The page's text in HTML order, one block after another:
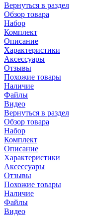
Вернуться в раздел
Обзор товара
Набор
Комплект
Описание
Характеристики
Аксессуары
Отзывы
Похожие товары
Наличие
Файлы
Видео
Вернуться в раздел
Обзор товара
Набор
Комплект
Описание
Характеристики
Аксессуары
Отзывы
Похожие товары
Наличие
Файлы
Видео